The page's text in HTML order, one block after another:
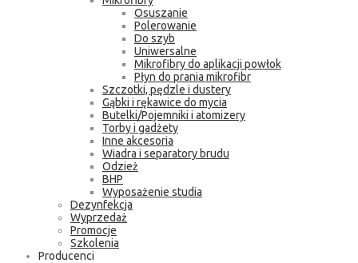
Osuszanie
Polerowanie
Do szyb
Uniwersalne
Mikrofibry do aplikacji powłok
Płyn do prania mikrofibr
Szczotki, pędzle i dustery
Gąbki i rękawice do mycia
Butelki/Pojemniki i atomizery
Torby i gadżety
Inne akcesoria
Wiadra i separatory brudu
Odzież
BHP
Wyposażenie studia
Dezynfekcja
Wyprzedaż
Promocje
Szkolenia
Producenci